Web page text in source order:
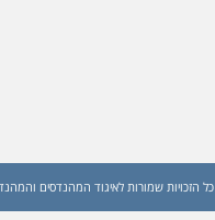
כל הזכויות שמורות לאיגוד המהנדסים והמהנדס רפאל גיל